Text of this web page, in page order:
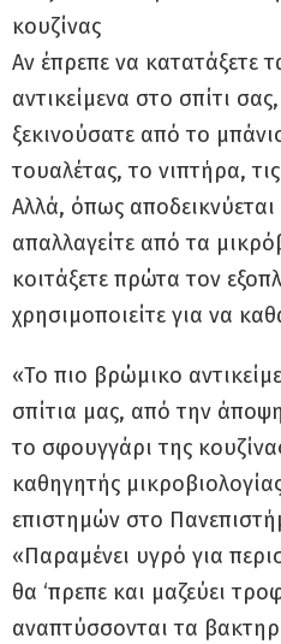
κουζίνας
Αν έπρεπε να κατατάξετε
αντικείμενα στο σπίτι
ξεκινούσατε από το
τουαλέτας, το νιπτήρα,
Αλλά, όπως αποδεικνύεται
απαλλαγείτε από τα
κοιτάξετε πρώτα τον
χρησιμοποιείτε για να
«Το πιο βρώμικο
σπίτια μας, από την
το σφουγγάρι της
καθηγητής
επιστημών στο
«Παραμένει υγρό για
θα ‘πρεπε και μαζεύει
αναπτύσσονται τα